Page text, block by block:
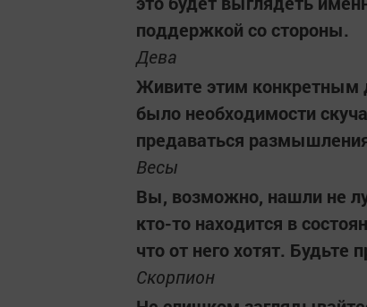
поддержкой со стороны.
Дева
Живите этим конкретным
было необходимости
предаваться
Весы
Вы, возможно, нашли не
кто-то находится в
что от него хотят. Будьте
Скорпион